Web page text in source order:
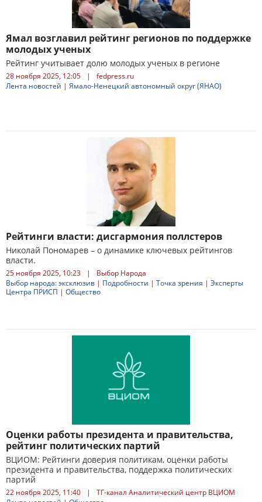
Ямал возглавил рейтинг регионов по поддержке
молодых ученых
Рейтинг учитывает долю молодых ученых в регионе
28 ноября 2025, 12:05 |
fedpress.ru
Лента новостей | Ямало-Ненецкий автономный округ (ЯНАО)
Рейтинги власти: дисгармония поллстеров
Николай Пономарев – о динамике ключевых рейтингов
власти.
25 ноября 2025, 10:23 |
Выбор Народа
Выбор народа: эксклюзив | Подробности | Точка зрения | Эксперты
Центра ПРИСП | Общество
Оценки работы президента и правительства,
рейтинг политических партий
ВЦИОМ: Рейтинги доверия политикам, оценки работы
президента и правительства, поддержка политических
партий
22 ноября 2025, 11:40 |
ТГ-канал Аналитический центр ВЦИОМ